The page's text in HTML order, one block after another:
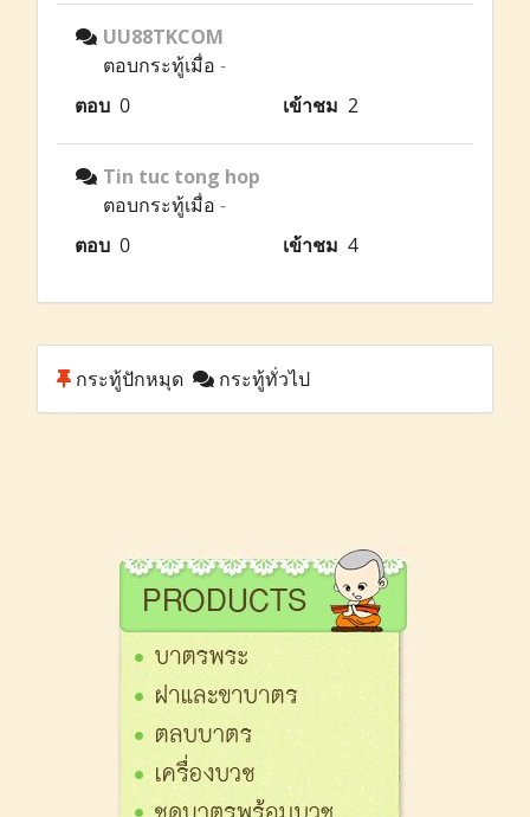
UU88TKCOM
ตอบกระทู้เมื่อ -
ตอบ 0 เข้าชม 2
Tin tuc tong hop
ตอบกระทู้เมื่อ -
ตอบ 0 เข้าชม 4
กระทู้ปักหมุด กระทู้ทั่วไป